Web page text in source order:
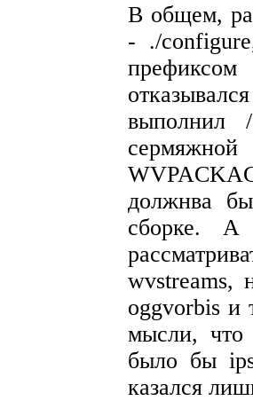
В общем,
- ./
выполнил
должнва
сборке. А
wvstreams,
oggvorbis и
мысли, что
было бы
казался